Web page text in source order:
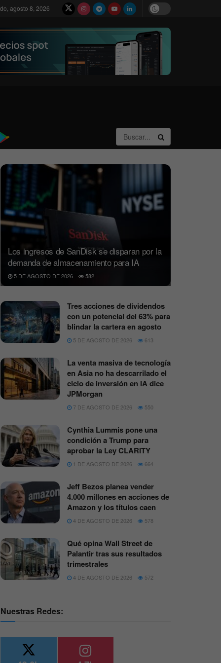
agosto 8, 2026
Los ingresos de SanDisk se disparan por la
demanda de almacenamiento para IA
5 DE AGOSTO DE 2026 582
Tres acciones de dividendos
con un potencial del 63% para
blindar la cartera en agosto
5 DE AGOSTO DE 2026 613
La venta masiva de tecnología
en Asia no ha descarrilado el
ciclo de inversión en IA dice
JPMorgan
7 DE AGOSTO DE 2026 550
Cynthia Lummis pone una
condición a Trump para
aprobar la Ley CLARITY
1 DE AGOSTO DE 2026 664
Jeff Bezos planea vender
4.000 millones en acciones de
Amazon y los títulos caen
4 DE AGOSTO DE 2026 578
Qué opina Wall Street de
Palantir tras sus resultados
trimestrales
4 DE AGOSTO DE 2026 572
Nuestras Redes: